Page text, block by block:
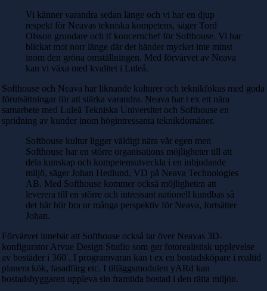
Vi känner varandra sedan länge och vi har en djup
respekt för Neavas tekniska kompetens, säger Tord
Olsson grundare och tf koncernchef för Softhouse. Vi har
blickat mot norr länge där det händer mycket inte minst
inom den gröna omställningen. Med förvärvet av Neava
kan vi växa med kvalitet i Luleå.
Softhouse och Neava har liknande kulturer och teknikfokus med goda
förutsättningar för att stärka varandra. Neava har t ex ett nära
samarbete med Luleå Tekniska Universitet och Softhouse en
spridning av kunder inom högintressanta teknikdomäner.
Softhouse kultur ligger väldigt nära vår egen men
Softhouse har en större organisations möjligheter till att
dela kunskap och kompetensutveckla i en inbjudande
miljö, säger Johan Hedlund, VD på Neava Technologies
AB. Med Softhouse kommer också möjligheten att
leverera till en större och intressant nationell kundbas så
det här blir bra ur många perspektiv för Neava, fortsätter
Johan.
Förvärvet innebär att Softhouse också tar över Neavas 3D-
konfigurator Arvue Design Studio som ger fotorealistisk upplevelse
av bostäder i 360ᣞ. I programvaran kan t ex en bostadsköpare i realtid
planera kök, fasadfärg etc. I tilläggsmodulen yARd kan
bostadsbyggaren uppleva sin framtida bostad i den rätta miljön.